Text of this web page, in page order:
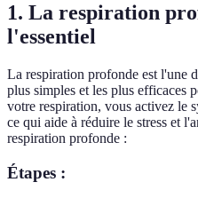
1. La respiration
l'essentiel
La respiration profonde est l'une
plus simples et les plus efficaces
votre respiration, vous activez le
ce qui aide à réduire le stress et
respiration profonde :
Étapes :